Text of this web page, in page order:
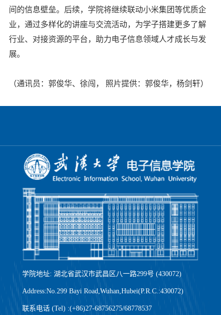
间的信息壁垒。后续，学院将继续联动小米集团等优质企
业，通过多样化的讲座与交流活动，为学子搭建更多了解
行业、对接资源的平台，助力电子信息领域人才成长与发
展。
（通讯员：郭俊华、徐闯， 照片提供：郭俊华，杨剑轩）
学院地址: 湖北省武汉市武昌区八一路299号 (430072)
Address:No.299 Bayi Road,Wuhan,Hubei(P.R.C.:430072)
联系电话 (Tel) :(+86)27-68756275/68778537